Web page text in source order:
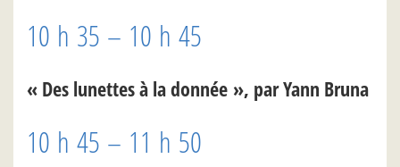
10 h 35 – 10 h 45
« Des lunettes à la donnée », par Yann Bruna
10 h 45 – 11 h 50